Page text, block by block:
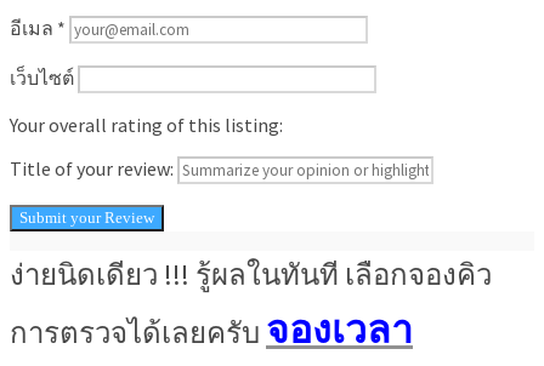
อีเมล *
เว็บไซต์
Your overall rating of this listing:
Title of your review:
ง่ายนิดเดียว !!! รู้ผลในทันที เลือกจองคิว
การตรวจได้เลยครับ จองเวลา